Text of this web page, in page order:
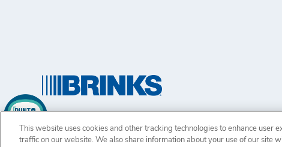
Copyright © 2024, Brink’s Incorporated. Todos los derechos
Términos de uso.
This website uses cookies and other tracking technologies to enhance user
traffic on our website. We also share information about your use of our site